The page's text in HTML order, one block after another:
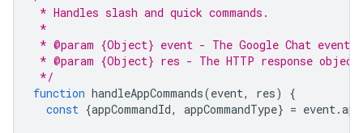
* Handles slash and quick commands.
*
* @param {Object} event - The Google Chat event.
* @param {Object} res - The HTTP response
*/
function handleAppCommands(event, res)
{
const {appCommandId, appCommandType} = event.